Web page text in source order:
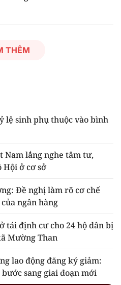
THÊM
lệ sinh phụ thuộc vào bình
Nam lắng nghe tâm tư,
Hội ở cơ sở
Đề nghị làm rõ cơ chế
ngân hàng
tái định cư cho 24 hộ dân bị
Mường Than
lao động đăng ký giảm:
sang giai đoạn mới